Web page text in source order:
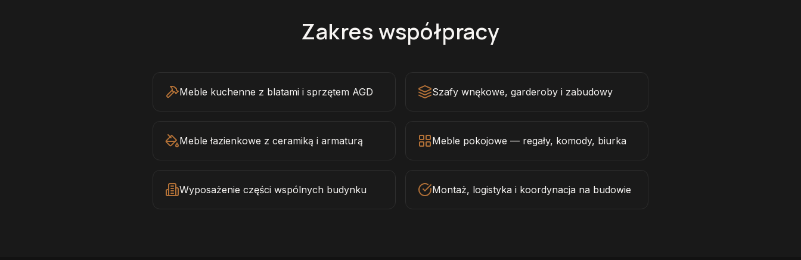
Zakres współpracy
Meble kuchenne z blatami i sprzętem AGD Szafy wnękowe, garderoby i zabudowy
Meble łazienkowe z ceramiką i armaturą Meble pokojowe — regały, komody, biurka
Wyposażenie części wspólnych budynku Montaż, logistyka i koordynacja na budowie